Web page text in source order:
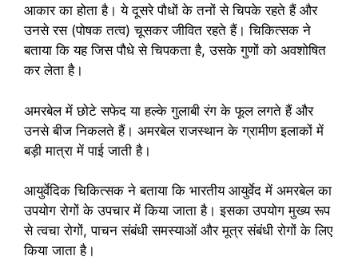
आकार का होता है। ये दूसरे पौधों के तनों से चिपके रहते हैं और
उनसे रस (पोषक तत्व) चूसकर जीवित रहते हैं। चिकित्सक ने
बताया कि यह जिस पौधे से चिपकता है, उसके गुणों को अवशोषित
कर लेता है।
अमरबेल में छोटे सफेद या हल्के गुलाबी रंग के फूल लगते हैं और
उनसे बीज निकलते हैं। अमरबेल राजस्थान के ग्रामीण इलाकों में
बड़ी मात्रा में पाई जाती है।
आयुर्वेदिक चिकित्सक ने बताया कि भारतीय आयुर्वेद में अमरबेल का
उपयोग रोगों के उपचार में किया जाता है। इसका उपयोग मुख्य रूप
से त्वचा रोगों, पाचन संबंधी समस्याओं और मूत्र संबंधी रोगों के लिए
किया जाता है।